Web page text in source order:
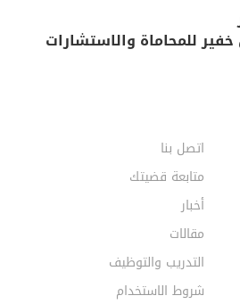
للمحاماة والاستشارات
اتصل بنا
متابعة قضيتك
أخبار
مقالات
التدريب والتوظيف
شروط الاستخدام